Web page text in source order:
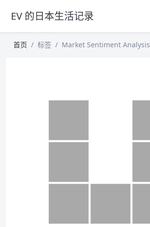
EV 的日本生活记录
首页 标签 Market Sentiment Analysis